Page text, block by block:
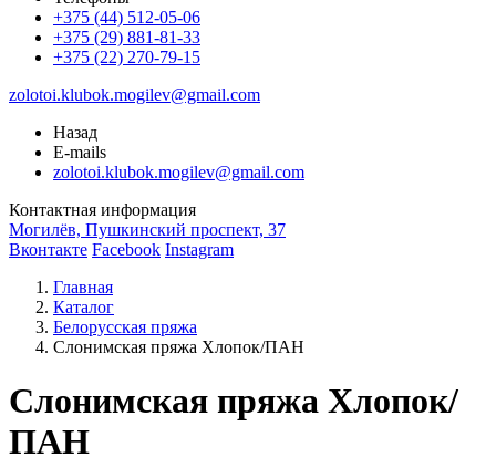
+375 (44) 512-05-06
+375 (29) 881-81-33
+375 (22) 270-79-15
zolotoi.klubok.mogilev@gmail.com
Назад
E-mails
zolotoi.klubok.mogilev@gmail.com
Контактная информация
Могилёв, Пушкинский проспект, 37
Вконтакте Facebook Instagram
Главная
Каталог
Белорусская пряжа
Слонимская пряжа Хлопок/ПАН
Слонимская пряжа Хлопок/
ПАН